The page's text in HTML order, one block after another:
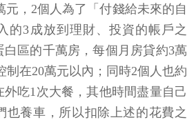
元，2個人為了「付錢給未來的自
的3成放到理財、投資的帳戶之
白區的千萬房，每個月房貸約3萬
制在20萬元以內；同時2個人也約
吃1次大餐，其他時間盡量自己
也養車，所以扣除上述的花費之